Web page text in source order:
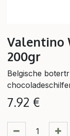
Valentino
200gr
Belgische
7.92 €